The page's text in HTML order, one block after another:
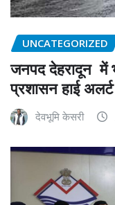
UNCATEGORIZED
जनपद देहरादून में
प्रशासन हाई
देवभूमि केसरी